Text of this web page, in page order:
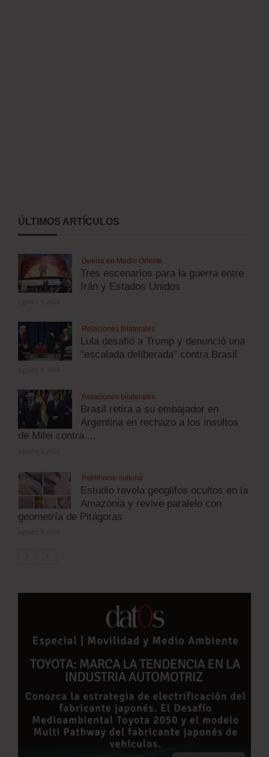
ÚLTIMOS ARTÍCULOS
Guerra en Medio Oriente
Tres escenarios para la guerra entre
Irán y Estados Unidos
Relaciones bilaterales
Lula desafió a Trump y denunció una
“escalada deliberada” contra Brasil
Relaciones bilaterales
Brasil retira a su embajador en
Argentina en rechazo a los insultos
de Milei contra ...
Patrimonio cultural
Estudio revela geoglifos ocultos en la
Amazonia y revive paralelo con
geometría de Pitágoras